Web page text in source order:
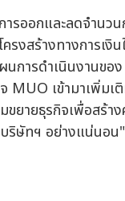
ารออกและลดจำนว
รงสร้างทางการเงิ
การดำเนินงานขอ
MUO เข้ามาเพิ่มเ
ขยายธุรกิจเพื่อสร้า
บริษัทฯ อย่างแน่นอ